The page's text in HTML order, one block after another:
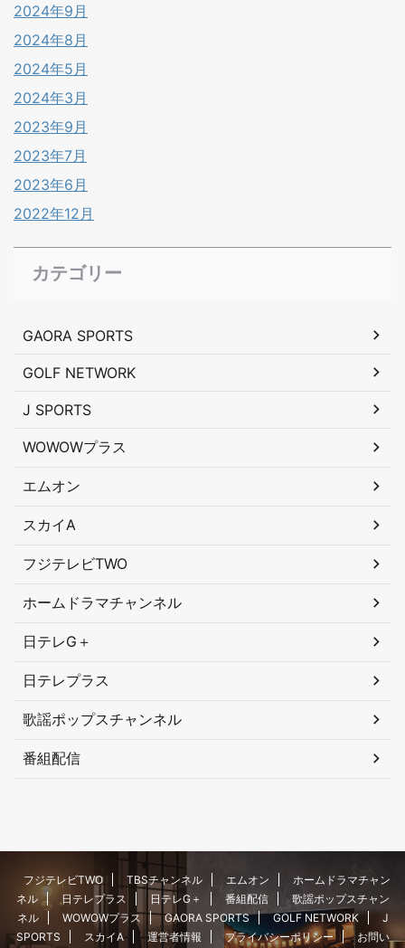
2024年9月
2024年8月
2024年5月
2024年3月
2023年9月
2023年7月
2023年6月
2022年12月
カテゴリー
GAORA SPORTS
GOLF NETWORK
J SPORTS
WOWOWプラス
エムオン
スカイA
フジテレビTWO
ホームドラマチャンネル
日テレG＋
日テレプラス
歌謡ポップスチャンネル
番組配信
フジテレビTWO TBSチャンネル エムオン
ホームドラマチャン
ネル
日テレプラス 日テレG＋ 番組配信
歌謡ポップスチャン
ネル
WOWOWプラス GAORA SPORTS GOLF NETWORK
J
SPORTS
スカイA 運営者情報 プライバシーポリシー お問い